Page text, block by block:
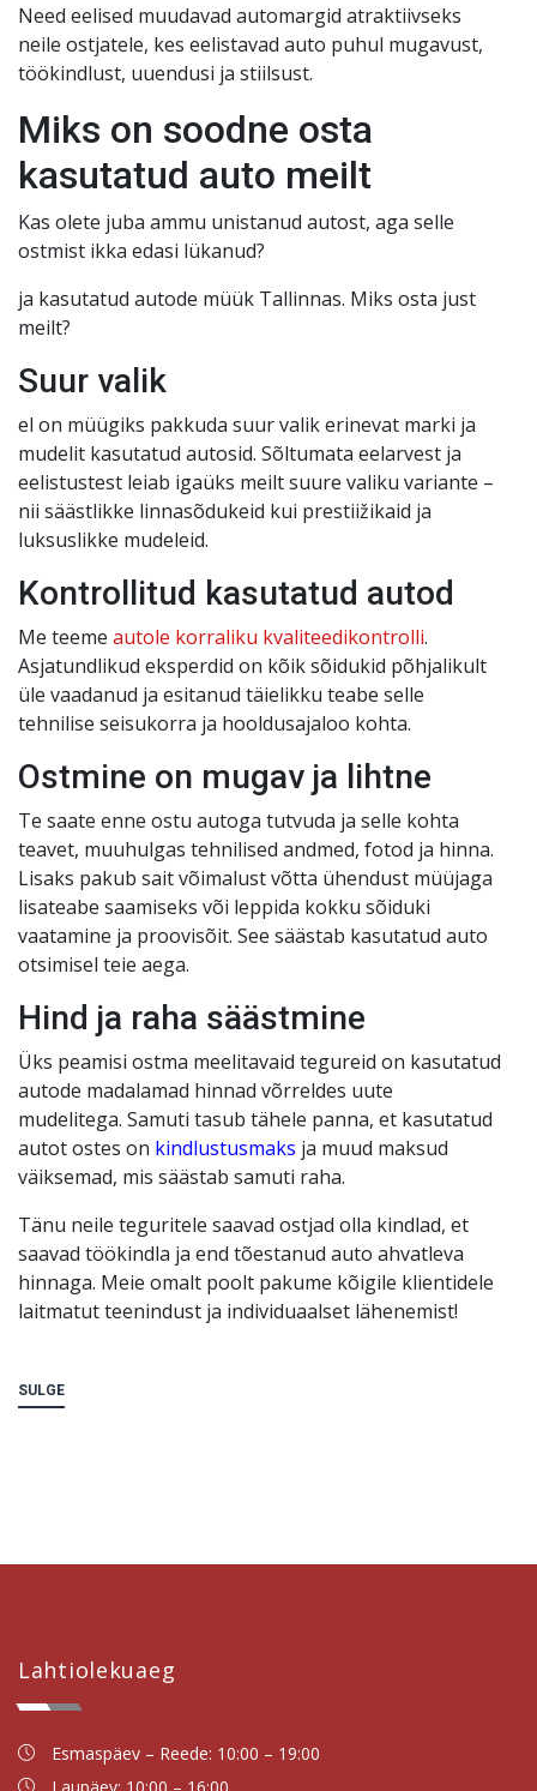
Need eelised muudavad automargid atraktiivseks
neile ostjatele, kes eelistavad auto puhul mugavust,
töökindlust, uuendusi ja stiilsust.
Miks on soodne osta
kasutatud auto meilt
Kas olete juba ammu unistanud autost, aga selle
ostmist ikka edasi lükanud?
ja kasutatud autode müük Tallinnas. Miks osta just
meilt?
Suur valik
el on müügiks pakkuda suur valik erinevat marki ja
mudelit kasutatud autosid. Sõltumata eelarvest ja
eelistustest leiab igaüks meilt suure valiku variante –
nii säästlikke linnasõdukeid kui prestiižikaid ja
luksuslikke mudeleid.
Kontrollitud kasutatud autod
Me teeme autole korraliku kvaliteedikontrolli.
Asjatundlikud eksperdid on kõik sõidukid põhjalikult
üle vaadanud ja esitanud täielikku teabe selle
tehnilise seisukorra ja hooldusajaloo kohta.
Ostmine on mugav ja lihtne
Te saate enne ostu autoga tutvuda ja selle kohta
teavet, muuhulgas tehnilised andmed, fotod ja hinna.
Lisaks pakub sait võimalust võtta ühendust müüjaga
lisateabe saamiseks või leppida kokku sõiduki
vaatamine ja proovisõit. See säästab kasutatud auto
otsimisel teie aega.
Hind ja raha säästmine
Üks peamisi ostma meelitavaid tegureid on kasutatud
autode madalamad hinnad võrreldes uute
mudelitega. Samuti tasub tähele panna, et kasutatud
autot ostes on kindlustusmaks ja muud maksud
väiksemad, mis säästab samuti raha.
Tänu neile teguritele saavad ostjad olla kindlad, et
saavad töökindla ja end tõestanud auto ahvatleva
hinnaga. Meie omalt poolt pakume kõigile klientidele
laitmatut teenindust ja individuaalset lähenemist!
SULGE
Lahtiolekuaeg
Esmaspäev – Reede: 10:00 – 19:00
Laupäev: 10:00 – 16:00